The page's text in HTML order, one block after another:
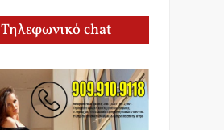
Τηλεφωνικό chat